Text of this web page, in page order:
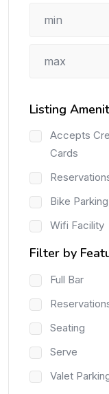
Listing
Accepts
Cards
Bike Parking
Wifi Facility
Filter by
Full Bar
Seating
Serve
Valet